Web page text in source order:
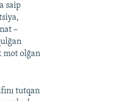
saip
–
mot olğan
tutqan